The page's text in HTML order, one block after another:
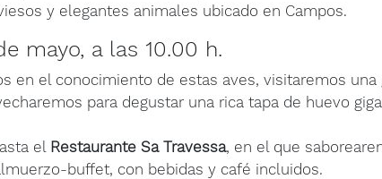
y elegantes animales ubicado en Campos.
mayo, a las 10.00 h.
en el conocimiento de estas aves, visitaremos una
para degustar una rica tapa de huevo
el Restaurante Sa Travessa, en el que
buffet, con bebidas y café incluidos.